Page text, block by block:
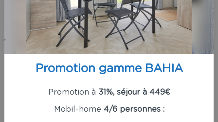
Promotion gamme BAHIA
Promotion à 31%, séjour à 449€
Mobil-home 4/6 personnes :
du naturisme.
Plage des becs : Très belle plage.
Plage des mouettes : Vous profiterez facilement
Plage de la paree preneau : Très belle plage ou